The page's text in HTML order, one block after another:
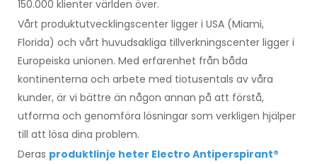
150.000 klienter världen över.
Vårt produktutvecklingscenter ligger i USA (Miami,
Florida) och vårt huvudsakliga tillverkningscenter ligger i
Europeiska unionen. Med erfarenhet från båda
kontinenterna och arbete med tiotusentals av våra
kunder, är vi bättre än någon annan på att förstå,
utforma och genomföra lösningar som verkligen hjälper
till att lösa dina problem.
Deras produktlinje heter Electro Antiperspirant®